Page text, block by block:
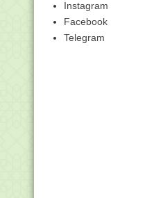
Muhammad SAW
Jadi Menag, Gus
Instagram
Facebook
Telegram